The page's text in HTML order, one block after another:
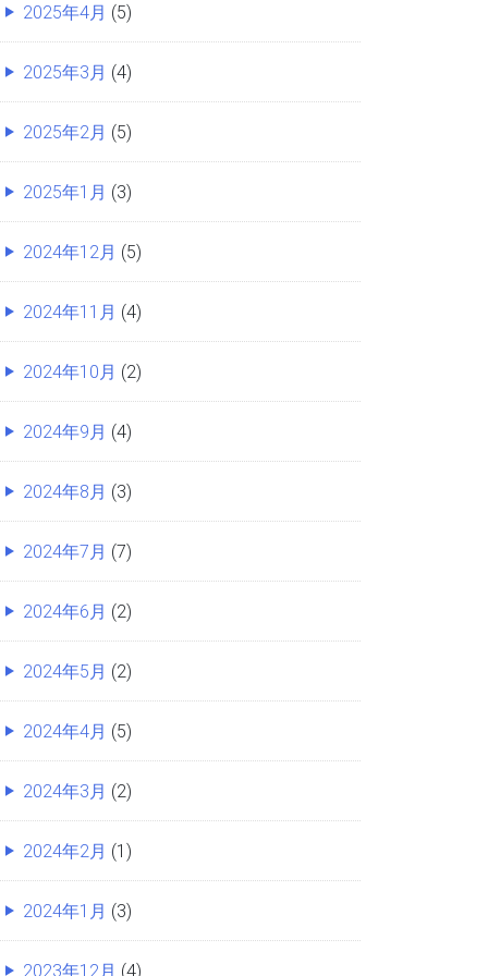
2025年4月 (5)
2025年3月 (4)
2025年2月 (5)
2025年1月 (3)
2024年12月 (5)
2024年11月 (4)
2024年10月 (2)
2024年9月 (4)
2024年8月 (3)
2024年7月 (7)
2024年6月 (2)
2024年5月 (2)
2024年4月 (5)
2024年3月 (2)
2024年2月 (1)
2024年1月 (3)
2023年12月 (4)